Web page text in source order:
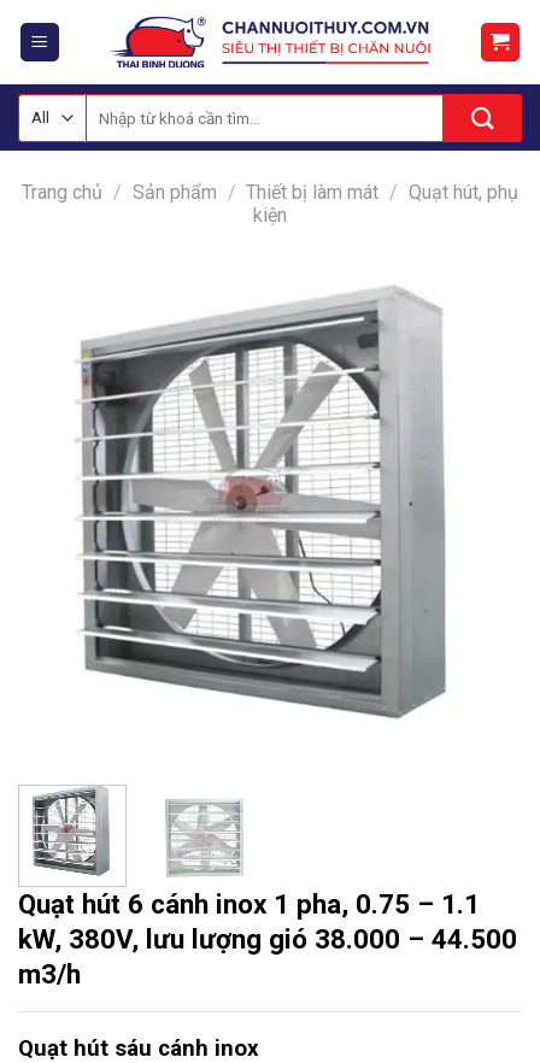
kiếm:
Trang chủ / Sản phẩm / Thiết bị làm mát / Quạt hút, phụ
kiện
Quạt hút 6 cánh inox 1 pha, 0.75 – 1.1
kW, 380V, lưu lượng gió 38.000 – 44.500
m3/h
Quạt hút sáu cánh inox